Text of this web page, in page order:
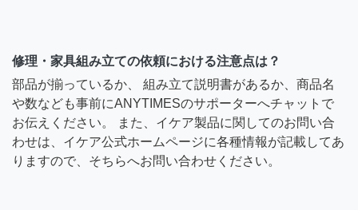
修理・家具組み立ての依頼における注意点は？
部品が揃っているか、 組み立て説明書があるか、商品名
や数なども事前にANYTIMESのサポーターへチャットで
お伝えください。 また、イケア製品に関してのお問い合
わせは、イケア公式ホームページに各種情報が記載してあ
りますので、そちらへお問い合わせください。